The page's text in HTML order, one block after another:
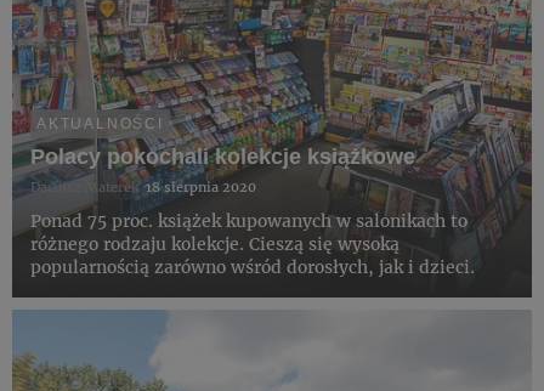
AKTUALNOŚCI
Polacy pokochali kolekcje książkowe
Dariusz Materek 18 sierpnia 2020
Ponad 75 proc. książek kupowanych w salonikach to
różnego rodzaju kolekcje. Cieszą się wysoką
popularnością zarówno wśród dorosłych, jak i dzieci.